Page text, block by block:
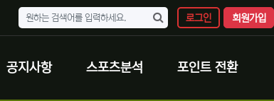
로그인 회원가입
공지사항 스포츠분석 포인트 전환